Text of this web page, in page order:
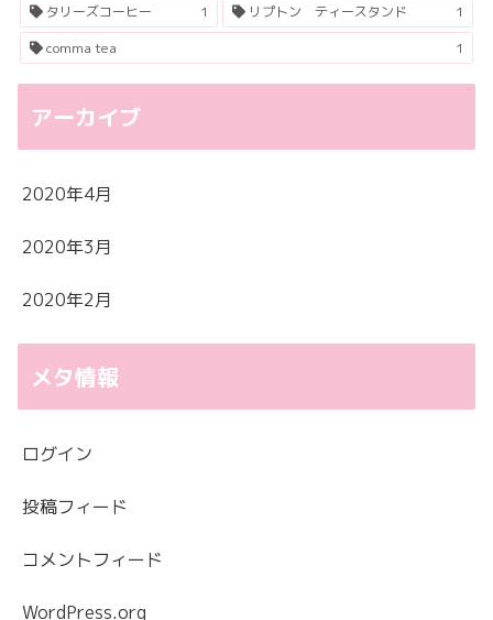
タリーズコーヒー
1 リプトン ティースタンド
1
comma tea
1
アーカイブ
2020年4月
2020年3月
2020年2月
メタ情報
ログイン
投稿フィード
コメントフィード
WordPress.org